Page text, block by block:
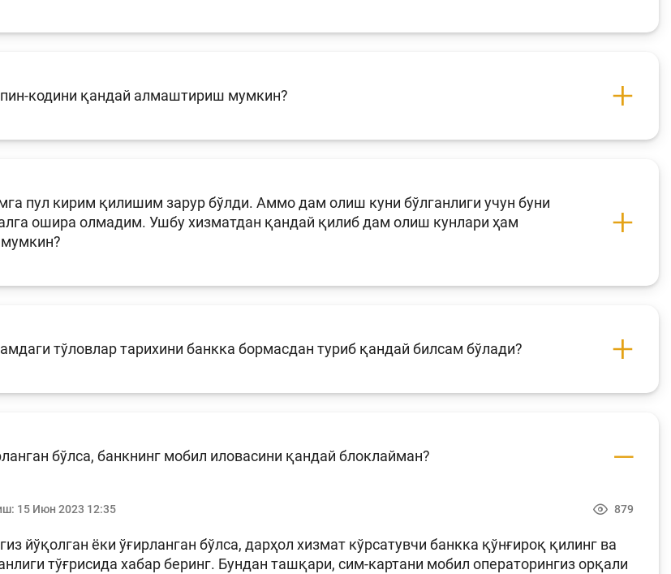
пин-кодини қандай алмаштириш мумкин?
пул кирим қилишим зарур бўлди. Аммо дам олиш куни бўлганлиги учун буни
ошира олмадим. Ушбу хизматдан қандай қилиб дам олиш кунлари ҳам
тўловлар тарихини банкка бормасдан туриб қандай билсам бўлади?
бўлса, банкнинг мобил иловасини қандай блоклайман?
15 Июн 2023 12:35 879
йўқолган ёки ўғирланган бўлса, дарҳол хизмат кўрсатувчи банкка қўнғироқ қилинг ва
тўғрисида хабар беринг. Бундан ташқари, сим-картани мобил операторингиз орқали